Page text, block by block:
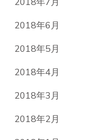
2018年6月
2018年5月
2018年4月
2018年3月
2018年2月